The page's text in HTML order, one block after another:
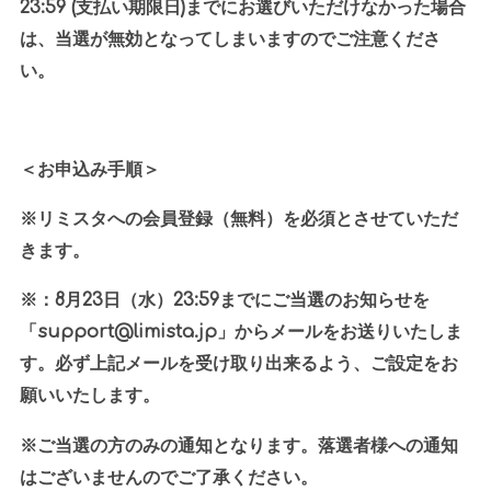
23:59 (支払い期限日 )までにお選びいただけなかった場合
は、当選が無効となってしまいますのでご注意くださ
い。
＜お申込み手順＞
※リミスタへの会員登録（無料）を必須とさせていただ
きます。
※： 8月 23日（水） 23:59までにご当選のお知らせを
「 support@limista.jp」からメールをお送りいたしま
す。必ず上記メールを受け取り出来るよう、ご設定をお
願いいたします。
※ご当選の方のみの通知となります。落選者様への通知
はございませんのでご了承ください。